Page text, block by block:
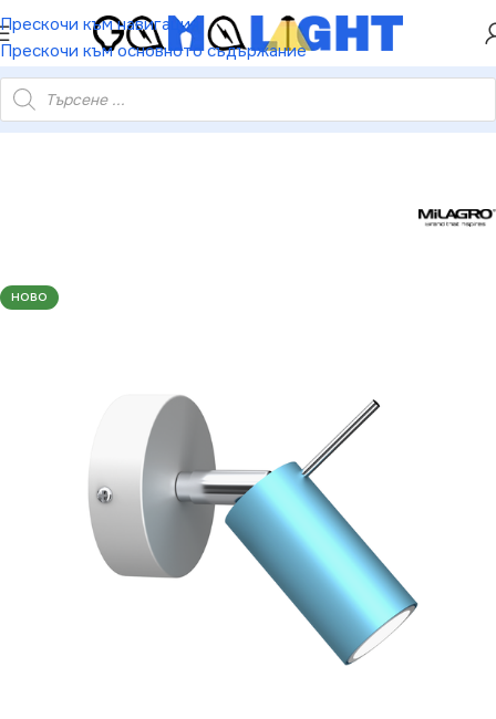
Прескочи към навигация
Прескочи към основното съдържание
НАМАЛЕНИЕ ОТ 5%
MLP7622 PRESTON BLUE/WHITE стенна лампа 1x mini GU10
НОВО